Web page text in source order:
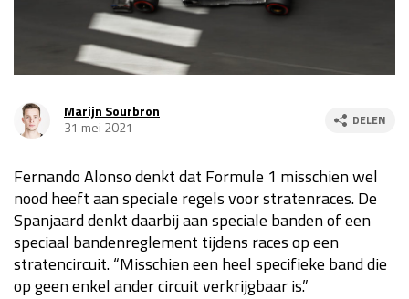
za 13:00 - 15:00
Kwalificatie
za 23:00 - 00:00
Race
zo 21:00 - 23:00
Kwalificatie
za 19:00 - 20:00
Race
zo 18:00 - 20:00
Marijn Sourbron
31 mei 2021
DELEN
Fernando Alonso denkt dat Formule 1 misschien wel
nood heeft aan speciale regels voor stratenraces. De
Spanjaard denkt daarbij aan speciale banden of een
speciaal bandenreglement tijdens races op een
stratencircuit. “Misschien een heel specifieke band die
op geen enkel ander circuit verkrijgbaar is.”